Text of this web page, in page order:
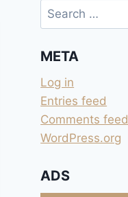
Search
for:
META
Log in
Entries feed
Comments feed
WordPress.org
ADS